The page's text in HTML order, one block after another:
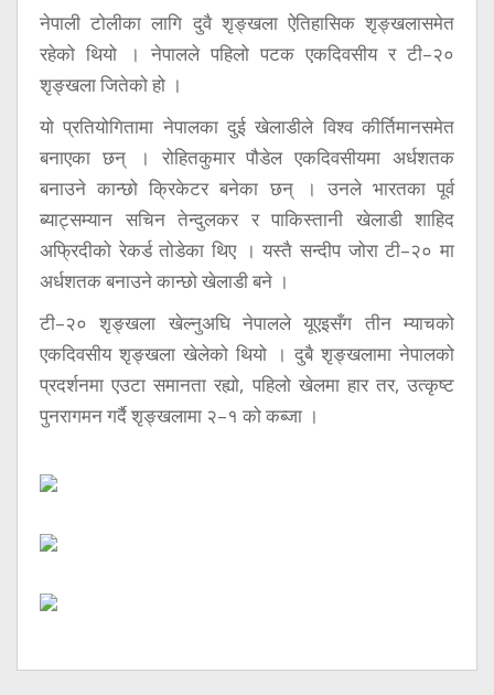
नेपाली टोलीका लागि दुवै शृङ्खला ऐतिहासिक शृङ्खलासमेत
रहेको थियो । नेपालले पहिलो पटक एकदिवसीय र टी–२०
शृङ्खला जितेको हो ।
याे प्रतियोगितामा नेपालका दुई खेलाडीले विश्व कीर्तिमानसमेत
बनाएका छन् । रोहितकुमार पौडेल एकदिवसीयमा अर्धशतक
बनाउने कान्छो क्रिकेटर बनेका छन् । उनले भारतका पूर्व
ब्याट्सम्यान सचिन तेन्दुलकर र पाकिस्तानी खेलाडी शाहिद
अफ्रिदीको रेकर्ड तोडेका थिए । यस्तै सन्दीप जोरा टी–२० मा
अर्धशतक बनाउने कान्छो खेलाडी बने ।
टी–२० शृङ्खला खेल्नुअघि नेपालले यूएइसँग तीन म्याचको
एकदिवसीय शृङ्खला खेलेको थियो । दुबै शृङ्खलामा नेपालको
प्रदर्शनमा एउटा समानता रह्यो, पहिलो खेलमा हार तर, उत्कृष्ट
पुनरागमन गर्दै शृङ्खलामा २–१ को कब्जा ।